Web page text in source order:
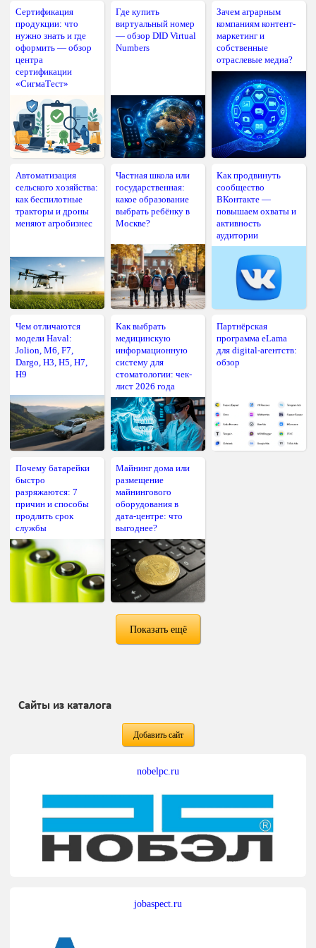
Сертификация
продукции: что
нужно знать и где
оформить — обзор
центра
сертификации
«СигмаТест»
Где купить
виртуальный номер
— обзор DID Virtual
Numbers
Зачем аграрным
компаниям контент-
маркетинг и
собственные
отраслевые медиа?
Автоматизация
сельского хозяйства:
как беспилотные
тракторы и дроны
меняют агробизнес
Частная школа или
государственная:
какое образование
выбрать ребёнку в
Москве?
Как продвинуть
сообщество
ВКонтакте —
повышаем охваты и
активность
аудитории
Чем отличаются
модели Haval:
Jolion, M6, F7,
Dargo, H3, H5, H7,
H9
Как выбрать
медицинскую
информационную
систему для
стоматологии: чек-
лист 2026 года
Партнёрская
программа eLama
для digital-агентств:
обзор
Почему батарейки
быстро
разряжаются: 7
причин и способы
продлить срок
службы
Майнинг дома или
размещение
майнингового
оборудования в
дата-центре: что
выгоднее?
Показать ещё
Сайты из каталога
Добавить сайт
nobelpc.ru
jobaspect.ru